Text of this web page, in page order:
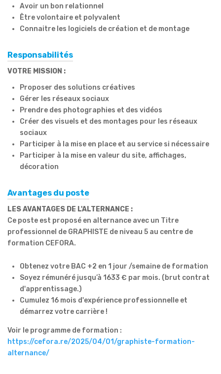
Avoir un bon relationnel
Être volontaire et polyvalent
Connaitre les logiciels de création et de montage
Responsabilités
VOTRE MISSION :
Proposer des solutions créatives
Gérer les réseaux sociaux
Prendre des photographies et des vidéos
Créer des visuels et des montages pour les réseaux
sociaux
Participer à la mise en place et au service si nécessaire
Participer à la mise en valeur du site, affichages,
décoration
Avantages du poste
LES AVANTAGES DE L'ALTERNANCE :
Ce poste est proposé en alternance avec un Titre
professionnel de GRAPHISTE de niveau 5 au centre de
formation CEFORA.
Obtenez votre BAC +2 en 1 jour /semaine de formation
Soyez rémunéré jusqu’à 1633 € par mois. (brut contrat
d'apprentissage.)
Cumulez 16 mois d'expérience professionnelle et
démarrez votre carrière !
Voir le programme de formation :
https://cefora.re/2025/04/01/graphiste-formation-
alternance/